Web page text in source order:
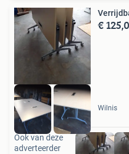
€
Wilnis
Ook van deze
adverteerder